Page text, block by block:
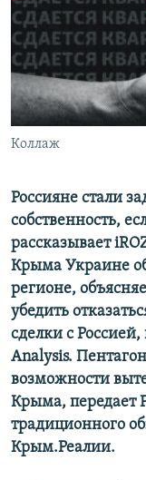
ПОБЕДИТЕЛЕЙ НЕ
ELIFBE
УКРАИНСКАЯ
ПРИСОЕДИНЯЙТЕСЬ!
Все сайты RFE/RL
Коллаж
Россияне стали
собственность,
рассказывает
Крыма Украине
регионе,
убедить
сделки с
Analysis.
возможности
Крыма, передает
традиционного
Крым.Реалии.